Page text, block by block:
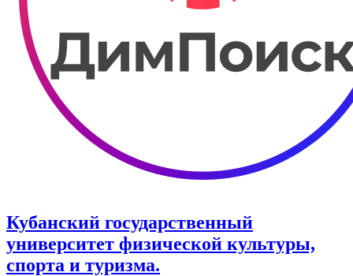
Кубанский государственный
университет физической культуры,
спорта и туризма.